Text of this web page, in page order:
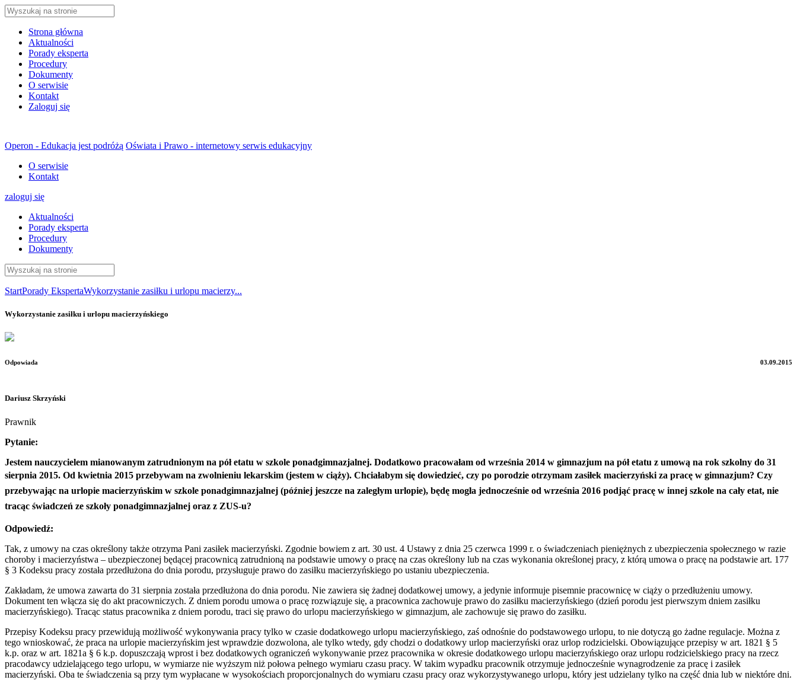
Strona główna
Aktualności
Porady eksperta
Procedury
Dokumenty
O serwisie
Kontakt
Zaloguj się
Operon - Edukacja jest podróżą Oświata i Prawo - internetowy serwis edukacyjny
O serwisie
Kontakt
zaloguj się
Aktualności
Porady eksperta
Procedury
Dokumenty
StartPorady EkspertaWykorzystanie zasiłku i urlopu macierzy...
Wykorzystanie zasiłku i urlopu macierzyńskiego
Odpowiada 03.09.2015
Dariusz Skrzyński
Prawnik
Pytanie:
Jestem nauczycielem mianowanym zatrudnionym na pół etatu w szkole ponadgimnazjalnej. Dodatkowo pracowałam od września 2014 w gimnazjum na pół etatu z umową na rok szkolny do 31
sierpnia 2015. Od kwietnia 2015 przebywam na zwolnieniu lekarskim (jestem w ciąży). Chciałabym się dowiedzieć, czy po porodzie otrzymam zasiłek macierzyński za pracę w gimnazjum? Czy
przebywając na urlopie macierzyńskim w szkole ponadgimnazjalnej (później jeszcze na zaległym urlopie), będę mogła jednocześnie od września 2016 podjąć pracę w innej szkole na cały etat, nie
tracąc świadczeń ze szkoły ponadgimnazjalnej oraz z ZUS-u?
Odpowiedź:
Tak, z umowy na czas określony także otrzyma Pani zasiłek macierzyński. Zgodnie bowiem z art. 30 ust. 4 Ustawy z dnia 25 czerwca 1999 r. o świadczeniach pieniężnych z ubezpieczenia społecznego w razie
choroby i macierzyństwa – ubezpieczonej będącej pracownicą zatrudnioną na podstawie umowy o pracę na czas określony lub na czas wykonania określonej pracy, z którą umowa o pracę na podstawie art. 177
§ 3 Kodeksu pracy została przedłużona do dnia porodu, przysługuje prawo do zasiłku macierzyńskiego po ustaniu ubezpieczenia.
Zakładam, że umowa zawarta do 31 sierpnia została przedłużona do dnia porodu. Nie zawiera się żadnej dodatkowej umowy, a jedynie informuje pisemnie pracownicę w ciąży o przedłużeniu umowy.
Dokument ten włącza się do akt pracowniczych. Z dniem porodu umowa o pracę rozwiązuje się, a pracownica zachowuje prawo do zasiłku macierzyńskiego (dzień porodu jest pierwszym dniem zasiłku
macierzyńskiego). Tracąc status pracownika z dniem porodu, traci się prawo do urlopu macierzyńskiego w gimnazjum, ale zachowuje się prawo do zasiłku.
Przepisy Kodeksu pracy przewidują możliwość wykonywania pracy tylko w czasie dodatkowego urlopu macierzyńskiego, zaś odnośnie do podstawowego urlopu, to nie dotyczą go żadne regulacje. Można z
tego wnioskować, że praca na urlopie macierzyńskim jest wprawdzie dozwolona, ale tylko wtedy, gdy chodzi o dodatkowy urlop macierzyński oraz urlop rodzicielski. Obowiązujące przepisy w art. 1821 § 5
k.p. oraz w art. 1821a § 6 k.p. dopuszczają wprost i bez dodatkowych ograniczeń wykonywanie przez pracownika w okresie dodatkowego urlopu macierzyńskiego oraz urlopu rodzicielskiego pracy na rzecz
pracodawcy udzielającego tego urlopu, w wymiarze nie wyższym niż połowa pełnego wymiaru czasu pracy. W takim wypadku pracownik otrzymuje jednocześnie wynagrodzenie za pracę i zasiłek
macierzyński. Oba te świadczenia są przy tym wypłacane w wysokościach proporcjonalnych do wymiaru czasu pracy oraz wykorzystywanego urlopu, który jest udzielany tylko na część dnia lub w niektóre dni.